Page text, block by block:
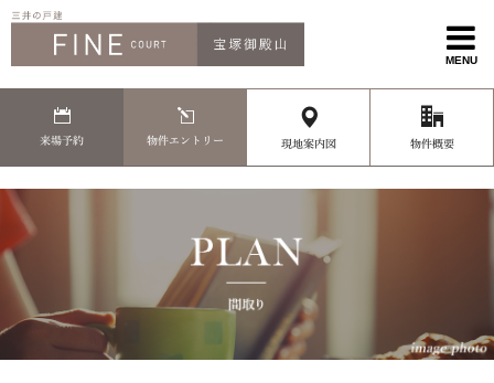
MENU
来場予約 物件エントリー 現地案内図 物件概要